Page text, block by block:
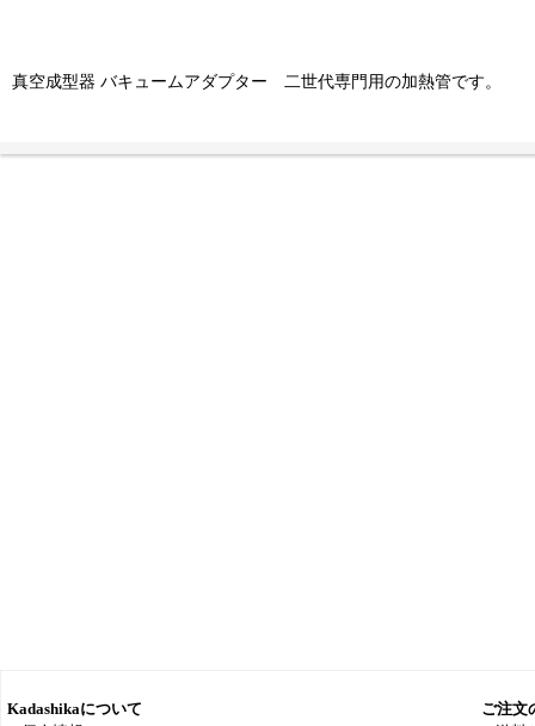
真空成型器 バキュームアダプター 二世代専門用の加熱管です。
Kadashikaについて
ご注文